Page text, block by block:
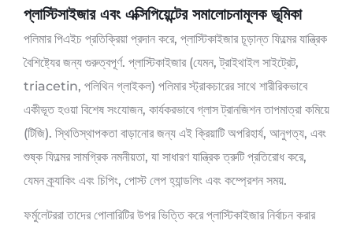
প্লাস্টিসাইজার এবং এক্সিপিয়েন্টের সমালোচনামূলক ভূমিকা
পলিমার পিএইচ প্রতিক্রিয়া প্রদান করে, প্লাস্টিকাইজার চূড়ান্ত ফিল্মের যান্ত্রিক
বৈশিষ্ট্যের জন্য গুরুত্বপূর্ণ. প্লাস্টিকাইজার (যেমন, ট্রাইথাইল সাইট্রেট,
triacetin, পলিথিন গ্লাইকল) পলিমার স্ট্রাকচারের সাথে শারীরিকভাবে
একীভূত হওয়া বিশেষ সংযোজন, কার্যকরভাবে গ্লাস ট্রানজিশন তাপমাত্রা কমিয়ে
(টিজি). স্থিতিস্থাপকতা বাড়ানোর জন্য এই ক্রিয়াটি অপরিহার্য, আনুগত্য, এবং
শুষ্ক ফিল্মের সামগ্রিক নমনীয়তা, যা সাধারণ যান্ত্রিক ত্রুটি প্রতিরোধ করে,
যেমন ক্র্যাকিং এবং চিপিং, পোস্ট লেপ হ্যান্ডলিং এবং কম্প্রেশন সময়.
ফর্মুলেটররা তাদের পোলারিটির উপর ভিত্তি করে প্লাস্টিকাইজার নির্বাচন করার